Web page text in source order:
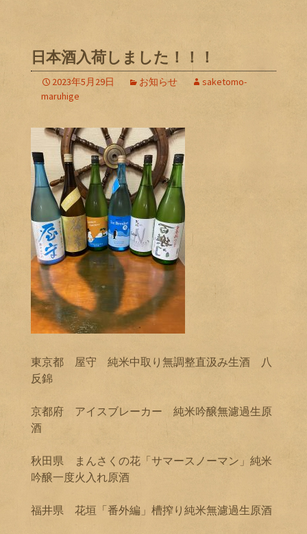
日本酒入荷しました！！！
2023年5月29日 お知らせ
saketomo-
maruhige
東京都 屋守 純米中取り無調整直汲み生酒 八
反錦
京都府 アイスブレーカー 純米吟醸無濾過生原
酒
秋田県 まんさくの花「サマースノーマン」純米
吟醸一度火入れ原酒
福井県 花垣「番外編」槽搾り純米無濾過生原酒